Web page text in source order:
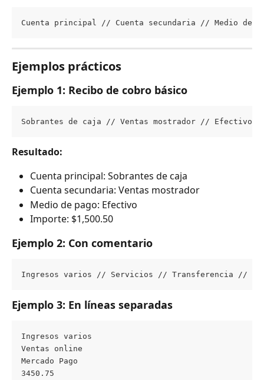
Cuenta principal // Cuenta secundaria // Medio de
Ejemplos prácticos
Ejemplo 1: Recibo de cobro básico
Sobrantes de caja // Ventas mostrador // Efectivo
Resultado:
Cuenta principal: Sobrantes de caja
Cuenta secundaria: Ventas mostrador
Medio de pago: Efectivo
Importe: $1,500.50
Ejemplo 2: Con comentario
Ingresos varios // Servicios // Transferencia //
Ejemplo 3: En líneas separadas
Ingresos varios
Ventas online
Mercado Pago
3450.75